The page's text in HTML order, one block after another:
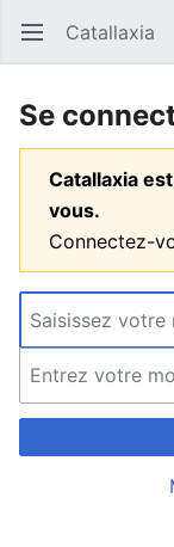
Ouvrir le menu principal Catallaxia
Se
Catallaxia
vous.
Connectez-